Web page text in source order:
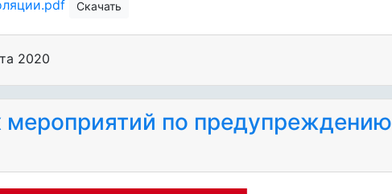
Скачать
2020
мероприятий по предупреждению